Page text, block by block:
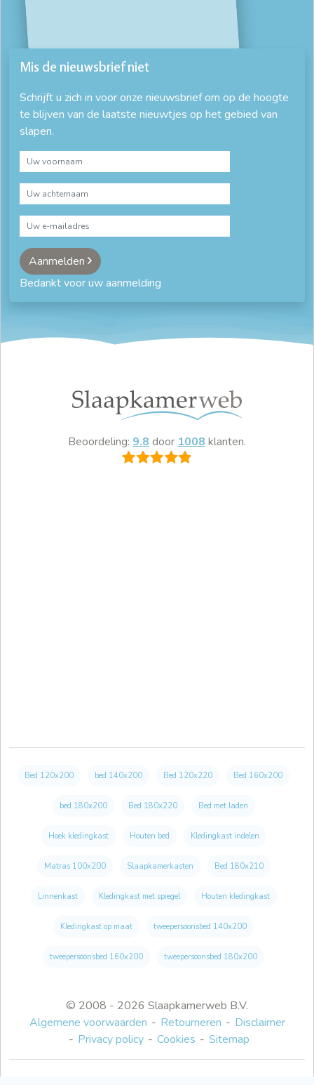
Mis de nieuwsbrief niet
Schrijft u zich in voor onze nieuwsbrief om op de hoogte
te blijven van de laatste nieuwtjes op het gebied van
slapen.
Aanmelden
Bedankt voor uw aanmelding
© 2008 - 2026 Slaapkamerweb B.V.
Algemene voorwaarden
Retourneren
Disclaimer
Privacy policy
Cookies Sitemap
Beoordeling: 9.8 door 1008 klanten.
Bed 120x200 bed 140x200 Bed 120x220 Bed 160x200
bed 180x200 Bed 180x220 Bed met laden
Hoek kledingkast Houten bed Kledingkast indelen
Matras 100x200 Slaapkamerkasten Bed 180x210
Linnenkast Kledingkast met spiegel Houten kledingkast
Kledingkast op maat tweepersoonsbed 140x200
tweepersoonsbed 160x200 tweepersoonsbed 180x200